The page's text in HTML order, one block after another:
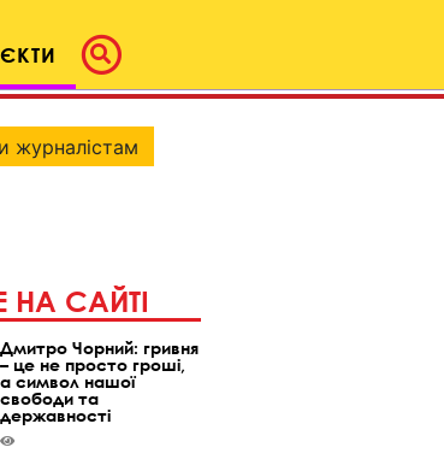
журналістам
НА САЙТІ
Дмитро Чорний: гривня
– це не просто гроші,
а символ нашої
свободи та
державності